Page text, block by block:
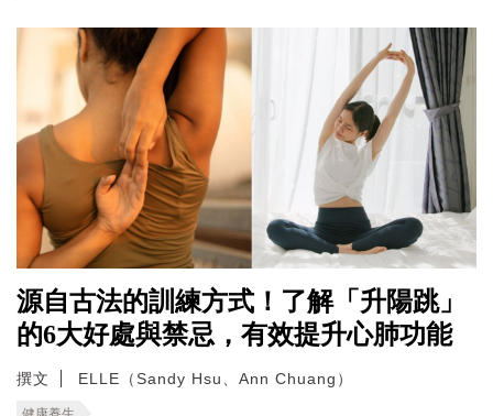
源自古法的訓練方式！了解「升陽跳」
的6大好處與禁忌，有效提升心肺功能
撰文 ELLE（Sandy Hsu、Ann Chuang）